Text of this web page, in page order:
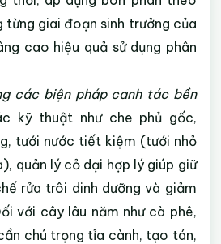
từng giai đoạn sinh trưởng của
cao hiệu quả sử dụng phân
các biện pháp canh tác bền
kỹ thuật như che phủ gốc,
tưới nước tiết kiệm (tưới nhỏ
quản lý cỏ dại hợp lý giúp giữ
rửa trôi dinh dưỡng và giảm
với cây lâu năm như cà phê,
chú trọng tỉa cành, tạo tán,